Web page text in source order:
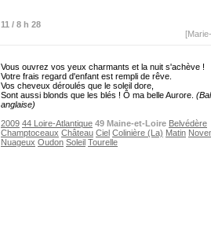
11 / 8 h 28
Vous ouvrez vos yeux charmants et la nuit s'achève !
Votre frais regard d'enfant est rempli de rêve.
Vos cheveux déroulés que le soleil dore,
Sont aussi blonds que les blés ! Ô ma belle Aurore.
anglaise)
2009 44 Loire-Atlantique 49 Maine-et-Loire Belvédère
Champtoceaux Château Ciel Colinière (La) Matin
Nuageux Oudon Soleil Tourelle